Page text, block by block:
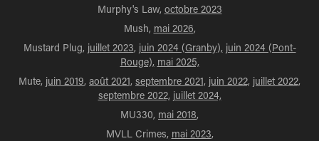
Murphy's Law, octobre 2023
Mush, mai 2026,
Mustard Plug, juillet 2023, juin 2024 (Granby), juin 2024 (Pont-
Rouge), mai 2025,
Mute, juin 2019, août 2021, septembre 2021, juin 2022, juillet 2022,
septembre 2022, juillet 2024,
MU330, mai 2018,
MVLL Crimes, mai 2023,